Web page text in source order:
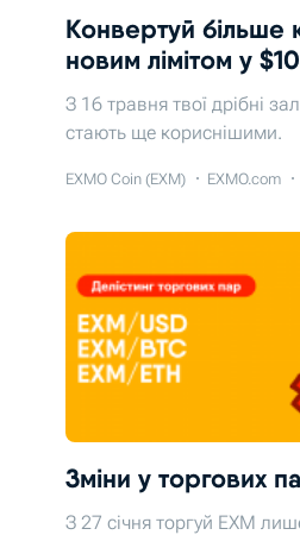
Конвертуй більше
новим лімітом у $10
З 16 травня твої дрібні
стають ще кориснішими.
EXMO Coin (EXM) EXMO.com
Зміни у торгових
З 27 січня торгуй EXM